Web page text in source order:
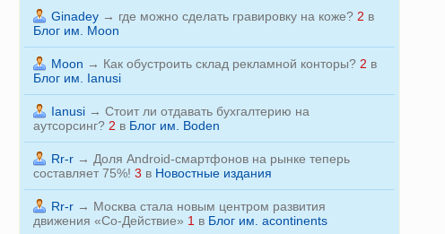
Ginadey→ где можно сделать гравировку на коже? 2 в
Блог им. Moon
Moon → Как обустроить склад рекламной конторы? 2 в
Блог им. Ianusi
Ianusi→ Стоит ли отдавать бухгалтерию на
аутсорсинг? 2 в Блог им. Boden
Rr-r→ Доля Android-смартфонов на рынке теперь
составляет 75%! 3 в Новостные издания
Rr-r→ Москва стала новым центром развития
движения «Со-Действие» 1 в Блог им. acontinents